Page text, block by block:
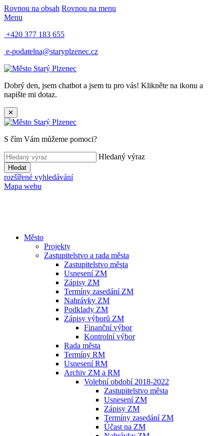
Rovnou na obsah Rovnou na menu
Menu
+420 377 183 655
e-podatelna@staryplzenec.cz
Dobrý den, jsem chatbot a jsem tu pro vás! Klikněte na ikonu a
napište mi dotaz.
✕
S čím Vám můžeme pomoci?
Hledaný výraz
Hledat
rozšířené vyhledávání
Mapa webu
Město
Projekty
Zastupitelstvo a rada města
Zastupitelstvo města
Usnesení ZM
Zápisy ZM
Termíny zasedání ZM
Nahrávky ZM
Podklady ZM
Zápisy výborů ZM
Finanční výbor
Kontrolní výbor
Rada města
Termíny RM
Usnesení RM
Archiv ZM a RM
Volební období 2018-2022
Zastupitelstvo města
Usnesení ZM
Zápisy ZM
Termíny zasedání ZM
Účast na ZM